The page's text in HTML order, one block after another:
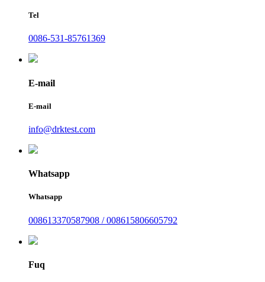
Tel
0086-531-85761369
E-mail
E-mail
info@drktest.com
Whatsapp
Whatsapp
008613370587908 / 008615806605792
Fuq